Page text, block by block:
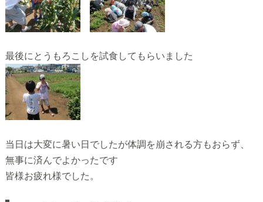
最後にとうもろこしを試食してもらいました
当日は大変に暑い日でしたが体調を崩される方もおらず、
無事に済んでよかったです
皆様お疲れ様でした。